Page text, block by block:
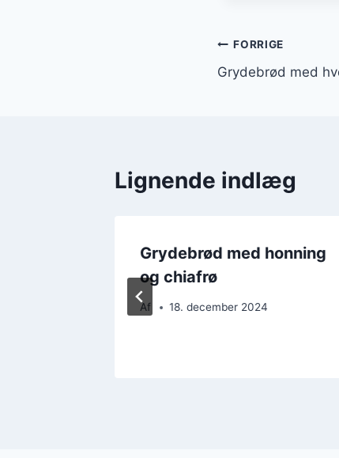
FORRIGE
Grydebrød med
Lignende indlæg
Grydebrød med honning
og chiafrø
Af 18. december 2024